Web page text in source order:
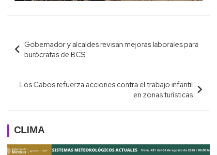
Navegación
de
entradas
Gobernador y alcaldes revisan mejoras laborales para
burócratas de BCS
Los Cabos refuerza acciones contra el trabajo infantil
en zonas turísticas
CLIMA